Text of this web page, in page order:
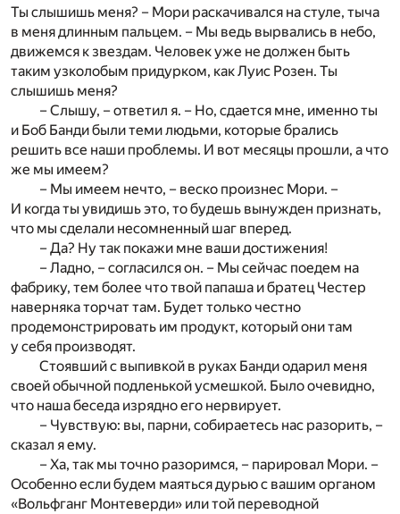
Ты слышишь меня? – Мори раскачивался на стуле, тыча
в меня длинным пальцем. – Мы ведь вырвались в небо,
движемся к звездам. Человек уже не должен быть
таким узколобым придурком, как Луис Розен. Ты
слышишь меня?
– Слышу, – ответил я. – Но, сдается мне, именно ты
и Боб Банди были теми людьми, которые брались
решить все наши проблемы. И вот месяцы прошли, а что
же мы имеем?
– Мы имеем нечто, – веско произнес Мори. –
И когда ты увидишь это, то будешь вынужден признать,
что мы сделали несомненный шаг вперед.
– Да? Ну так покажи мне ваши достижения!
– Ладно, – согласился он. – Мы сейчас поедем на
фабрику, тем более что твой папаша и братец Честер
наверняка торчат там. Будет только честно
продемонстрировать им продукт, который они там
у себя производят.
Стоявший с выпивкой в руках Банди одарил меня
своей обычной подленькой усмешкой. Было очевидно,
что наша беседа изрядно его нервирует.
– Чувствую: вы, парни, собираетесь нас разорить, –
сказал я ему.
– Ха, так мы точно разоримся, – парировал Мори. –
Особенно если будем маяться дурью с вашим органом
«Вольфганг Монтеверди» или той переводной